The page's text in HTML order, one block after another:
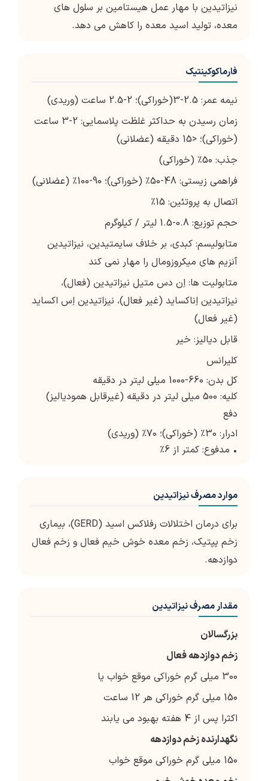
نیزاتیدین با مهار عمل هیستامین بر سلول های
معده، تولید اسید معده را کاهش می دهد.
فارماکوکینتیک
نیمه عمر: 2.5-3(خوراکی)؛ 2-2.5 ساعت (وریدی)
زمان رسیدن به حداکثر غلظت پلاسمایی: 2-3 ساعت
(خوراکی)؛ <15 دقیقه (عضلانی)
جذب: 50٪ (خوراکی)
فراهمی زیستی: 48-50٪ (خوراکی)؛ 90-100٪ (عضلانی)
اتصال به پروتئین: 15٪
حجم توزیع: 0.8-1.5 لیتر / کیلوگرم
متابولیسم: کبدی، بر خلاف سایمتیدین، نیزاتیدین
آنزیم های میکروزومال را مهار نمی کند
متابولیت ها: اِن دس متیل نیزاتیدین (فعال)،
نیزاتیدین اِناکساید (غیر فعال)، نیزاتیدین اِس اکساید
(غیر فعال)
قابل دیالیز: خیر
کلیرانس
کل بدن: 660-1000 میلی لیتر در دقیقه
کلیه: 500 میلی لیتر در دقیقه (غیرقابل همودیالیز)
دفع
ادرار: 30٪ (خوراکی)؛ 70٪ (وریدی)
• مدفوع: کمتر از 6٪
موارد مصرف نیزاتیدین
برای درمان اختلالات رفلاکس اسید (GERD)، بیماری
زخم پپتیک، زخم معده خوش خیم فعال و زخم فعال
دوازدهه.
مقدار مصرف نیزاتیدین
بزرگسالان
زخم دوازدهه فعال
300 میلی گرم خوراکی موقع خواب یا
150 میلی گرم خوراکی هر 12 ساعت
اکثرا پس از 4 هفته بهبود می یابند
نگهدارنده زخم دوازدهه
150 میلی گرم خوراکی موقع خواب